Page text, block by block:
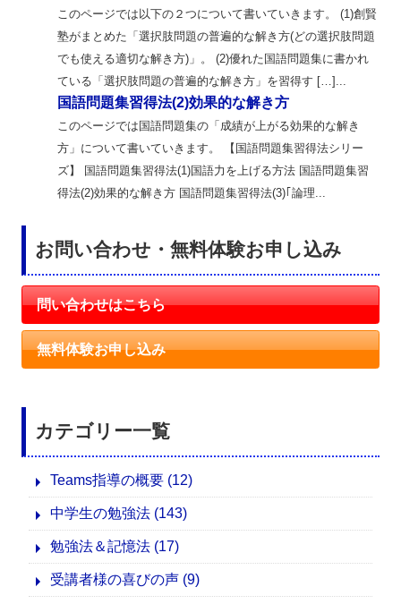
このページでは以下の２つについて書いていきます。 (1)創賢
塾がまとめた「選択肢問題の普遍的な解き方(どの選択肢問題
でも使える適切な解き方)」。 (2)優れた国語問題集に書かれ
ている「選択肢問題の普遍的な解き方」を習得す […]...
国語問題集習得法(2)効果的な解き方
このページでは国語問題集の「成績が上がる効果的な解き
方」について書いていきます。 【国語問題集習得法シリー
ズ】 国語問題集習得法(1)国語力を上げる方法 国語問題集習
得法(2)効果的な解き方 国語問題集習得法(3)｢論理...
お問い合わせ・無料体験お申し込み
問い合わせはこちら
無料体験お申し込み
カテゴリー一覧
Teams指導の概要 (12)
中学生の勉強法 (143)
勉強法＆記憶法 (17)
受講者様の喜びの声 (9)